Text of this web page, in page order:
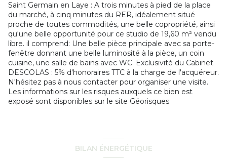
Saint Germain en Laye : A trois minutes à pied de la place
du marché, à cinq minutes du RER, idéalement situé
proche de toutes commodités, une belle copropriété, ainsi
qu'une belle opportunité pour ce studio de 19,60 m² vendu
libre. il comprend: Une belle pièce principale avec sa porte-
fenêtre donnant une belle luminosité à la pièce, un coin
cuisine, une salle de bains avec WC. Exclusivité du Cabinet
DESCOLAS : 5% d'honoraires TTC à la charge de l'acquéreur.
N'hésitez pas à nous contacter pour organiser une visite.
Les informations sur les risques auxquels ce bien est
exposé sont disponibles sur le site Géorisques
BILAN ÉNERGÉTIQUE